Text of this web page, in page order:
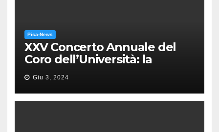
Pisa-News
XXV Concerto Annuale del
Coro dell’Università: la
“Messa in gloria” di Giacomo
Puccini
Giu 3, 2024